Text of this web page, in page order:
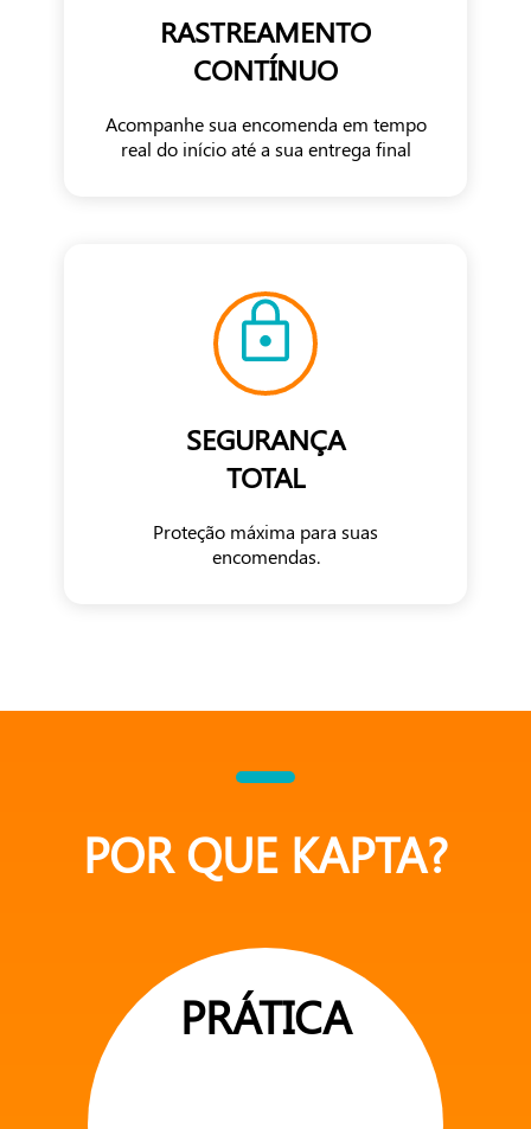
RASTREAMENTO
CONTÍNUO
Acompanhe sua encomenda em tempo
real do início até a sua entrega final
SEGURANÇA
TOTAL
Proteção máxima para suas
encomendas.
POR QUE KAPTA?
PRÁTICA